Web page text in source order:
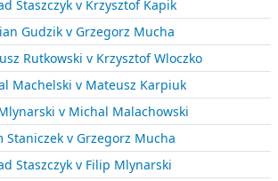
Staszczyk v Krzysztof Kapik
Gudzik v Grzegorz Mucha
Rutkowski v Krzysztof Wloczko
Machelski v Mateusz Karpiuk
v Michal Malachowski
Staniczek v Grzegorz Mucha
Staszczyk v Filip Mlynarski